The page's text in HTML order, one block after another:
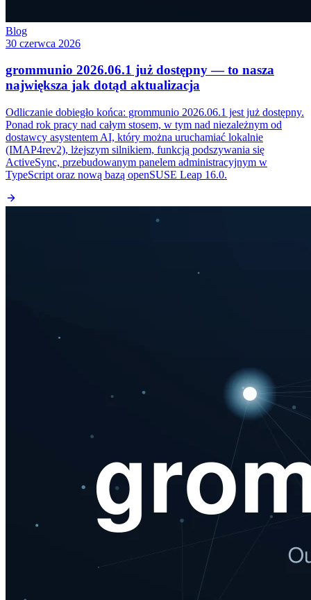
Blog
30 czerwca 2026
grommunio 2026.06.1 już dostępny — to nasza
największa jak dotąd aktualizacja
Odliczanie dobiegło końca: grommunio 2026.06.1 jest już dostępny.
Ponad rok pracy nad całym stosem, w tym nad niezależnym od
dostawcy asystentem AI, który można uruchamiać lokalnie
(IMAP4rev2), lżejszym silnikiem, funkcją podszywania się
ActiveSync, przebudowanym panelem administracyjnym w
TypeScript oraz nową bazą openSUSE Leap 16.0.